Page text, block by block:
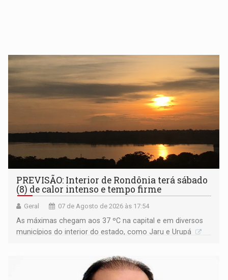
PREVISÃO: Interior de Rondônia terá sábado
(8) de calor intenso e tempo firme
Geral 07 de Agosto de 2026 às 17:54
As máximas chegam aos 37 ºC na capital e em diversos
municípios do interior do estado, como Jaru e Urupá